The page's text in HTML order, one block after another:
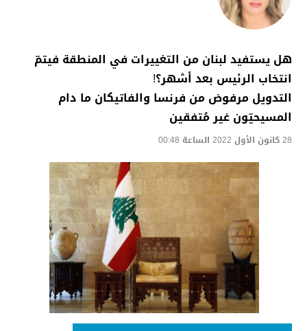
هل يستفيد لبنان من التغييرات في المنطقة فيتمّ
انتخاب الرئيس بعد أشهر؟!
التدويل مرفوض من فرنسا والفاتيكان ما دام
المسيحيّون غير مُتفقين
28 كانون الأول 2022 الساعة 00:48